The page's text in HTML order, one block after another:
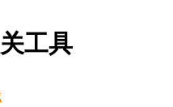
工具